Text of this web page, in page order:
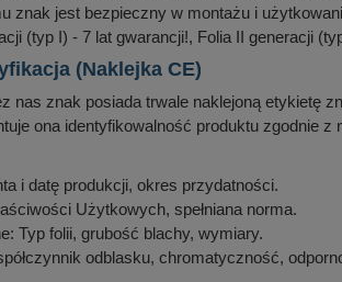
znak jest bezpieczny w montażu i
(typ I) - 7 lat gwarancji!, Folia II generacji
(Naklejka CE)
nas znak posiada trwale naklejoną etykietę
ona identyfikowalność produktu zgodnie z
i datę produkcji, okres przydatności.
Użytkowych, spełniana norma.
Typ folii, grubość blachy, wymiary.
odblasku, chromatyczność,